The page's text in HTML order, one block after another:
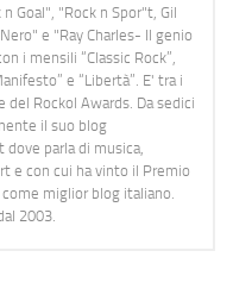
Goal", "Rock n Spor"t, Gil
e "Ray Charles- Il genio
i mensili “Classic Rock”,
e “Libertà”. E' tra i
Rockol Awards. Da sedici
il suo blog
parla di musica,
e con cui ha vinto il Premio
miglior blog italiano.
2003.